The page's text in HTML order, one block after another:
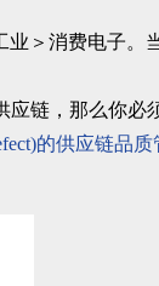
＞消费电子。
链，那么你必
的供应链品